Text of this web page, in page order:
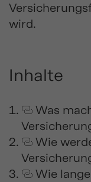
wird.
Inhalte
Was
Wie
Wie